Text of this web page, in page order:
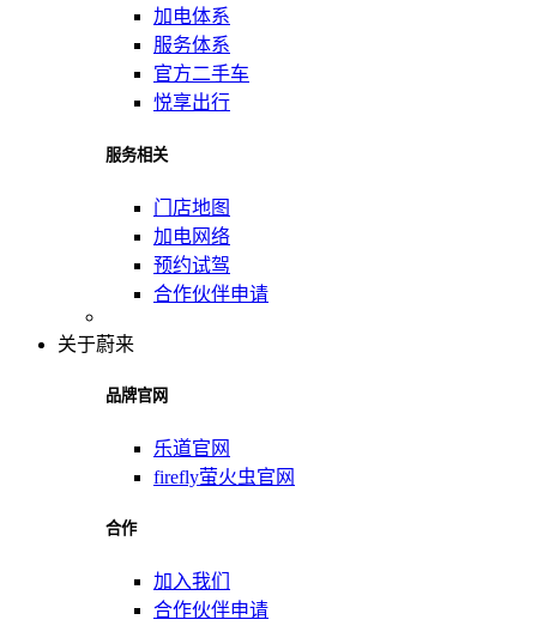
加电体系
服务体系
官方二手车
悦享出行
服务相关
门店地图
加电网络
预约试驾
合作伙伴申请
关于蔚来
品牌官网
乐道官网
firefly萤火虫官网
合作
加入我们
合作伙伴申请